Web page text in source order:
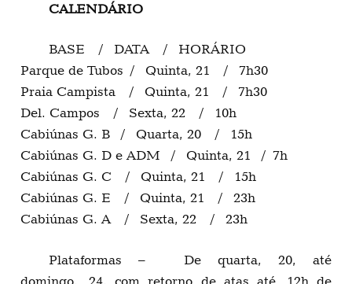
CALENDÁRIO
BASE / DATA / HORÁRIO
Parque de Tubos / Quinta, 21 / 7h30
Praia Campista / Quinta, 21 / 7h30
Del. Campos / Sexta, 22 / 10h
Cabiúnas G. B / Quarta, 20 / 15h
Cabiúnas G. D e ADM / Quinta, 21 / 7h
Cabiúnas G. C / Quinta, 21 / 15h
Cabiúnas G. E / Quinta, 21 / 23h
Cabiúnas G. A / Sexta, 22 / 23h
Plataformas – De quarta, 20, até
domingo, 24, com retorno de atas até 12h de